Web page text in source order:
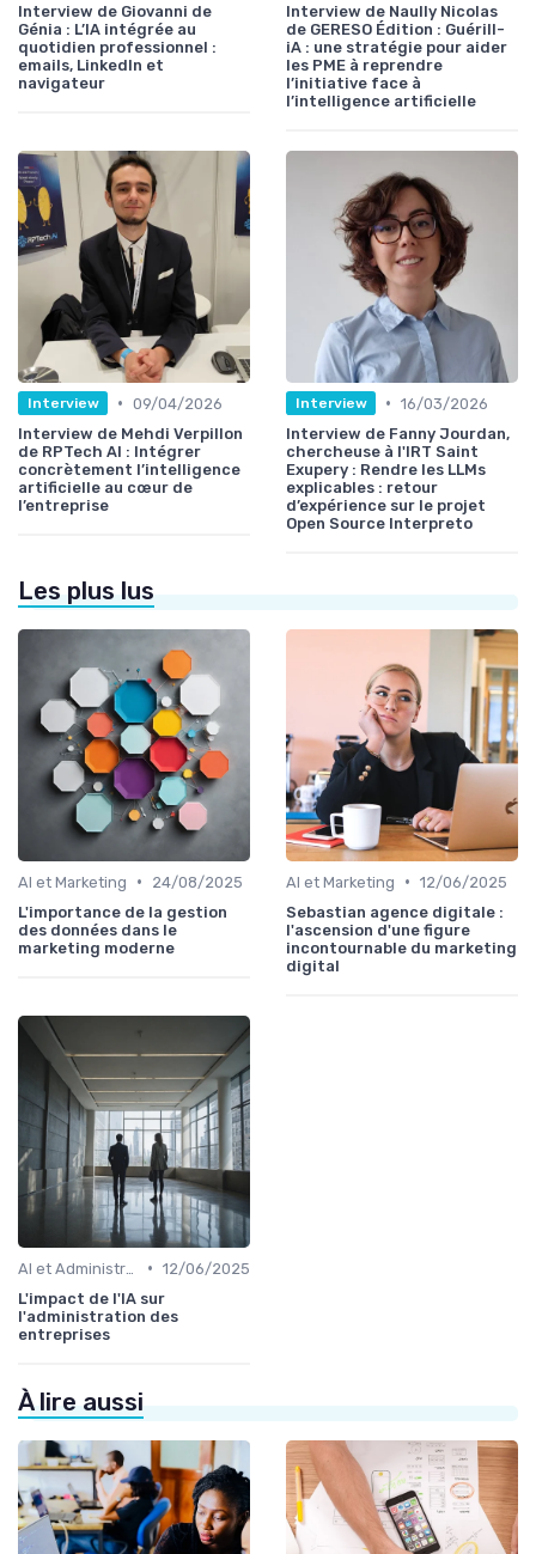
Interview de Giovanni de
Génia : L’IA intégrée au
quotidien professionnel :
emails, LinkedIn et
navigateur
Interview de Naully Nicolas
de GERESO Édition : Guérill-
iA : une stratégie pour aider
les PME à reprendre
l’initiative face à
l’intelligence artificielle
Interview • 09/04/2026
Interview de Mehdi Verpillon
de RPTech AI : Intégrer
concrètement l’intelligence
artificielle au cœur de
l’entreprise
Interview • 16/03/2026
Interview de Fanny Jourdan,
chercheuse à l'IRT Saint
Exupery : Rendre les LLMs
explicables : retour
d’expérience sur le projet
Open Source Interpreto
Les plus lus
AI et Marketing •
24/08/2025
L'importance de la gestion
des données dans le
marketing moderne
AI et Marketing • 12/06/2025
Sebastian agence digitale :
l'ascension d'une figure
incontournable du marketing
digital
• 12/06/2025
L'impact de l'IA sur
l'administration des
entreprises
À lire aussi